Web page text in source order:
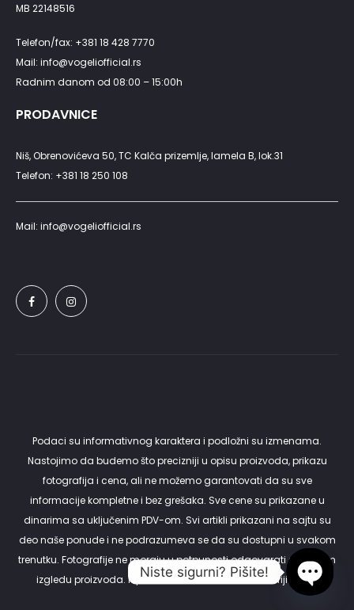
MB 22148516
Telefon/fax: +381 18 428 7770
Mail: info@vogeliofficial.rs
Radnim danom od 08:00 – 15:00h
PRODAVNICE
Niš, Obrenovićeva 50, TC Kalča prizemlje, lamela B, lok.31
Telefon: +381 18 250 108
Mail: info@vogeliofficial.rs
Podaci su informativnog karaktera i podložni su izmenama.
Nastojimo da budemo što precizniji u opisu proizvoda, prikazu
fotografija i cena, ali ne možemo garantovati da su sve
informacije kompletne i bez grešaka. Sve cene su prikazane u
dinarima sa uključenim PDV-om. Svi artikli prikazani na sajtu su
deo naše ponude i ne podrazumeva se da su dostupni u svakom
trenutku. Fotografije ne moraju u potpunosti odgovarati stvarnom
izgledu proizvoda. Isporuku vršimo samo na teritoriji Srbije.
Niste sigurni? Pišite!